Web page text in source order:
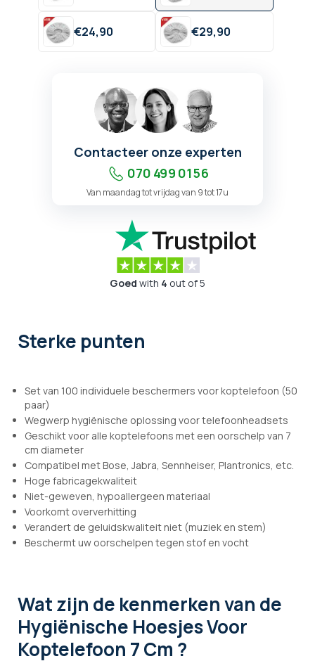
€24,90 €29,90
Contacteer onze experten
070 499 01 56
Van maandag tot vrijdag van 9 tot 17u
Goed with 4 out of 5
Sterke punten
Set van 100 individuele beschermers voor koptelefoon (50
paar)
Wegwerp hygiënische oplossing voor telefoonheadsets
Geschikt voor alle koptelefoons met een oorschelp van 7
cm diameter
Compatibel met Bose, Jabra, Sennheiser, Plantronics, etc.
Hoge fabricagekwaliteit
Niet-geweven, hypoallergeen materiaal
Voorkomt oververhitting
Verandert de geluidskwaliteit niet (muziek en stem)
Beschermt uw oorschelpen tegen stof en vocht
Wat zijn de kenmerkenvan de
Hygiënische Hoesjes Voor
Koptelefoon 7 Cm ?